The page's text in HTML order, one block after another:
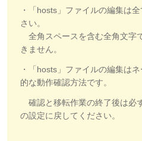
・「hosts」ファイルの編集は
さい。
全角スペースを含む全角文字
きません。
・「hosts」ファイルの編集は
的な動作確認方法です。
確認と移転作業の終了後は必
の設定に戻してください。